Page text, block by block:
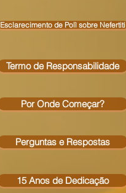
Perguntas e Respostas
15 Anos de Dedicação
Termo de Responsabilidade
Por Onde Começar?
Esclarecimento de Polì sobre Nefertiti